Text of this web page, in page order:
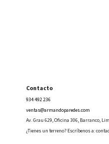
Contacto
934 492 236
ventas@armandoparedes.com
Av. Grau 629, Oficina 306, Barranco,
¿Tienes un terreno? Escríbenos a: